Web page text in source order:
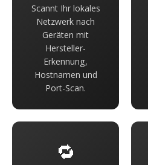
Scannt Ihr lokales
Netzwerk nach
Geräten mit
Hersteller-
Erkennung,
Hostnamen und
Port-Scan.
🔁